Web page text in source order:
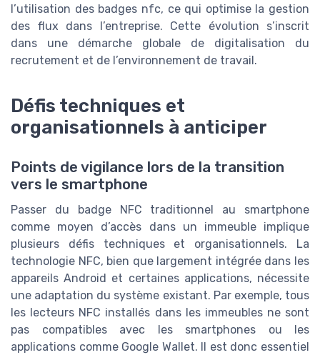
l’utilisation des badges nfc, ce qui optimise la gestion
des flux dans l’entreprise. Cette évolution s’inscrit
dans une démarche globale de digitalisation du
recrutement et de l’environnement de travail.
Défis techniques et
organisationnels à anticiper
Points de vigilance lors de la transition
vers le smartphone
Passer du badge NFC traditionnel au smartphone
comme moyen d’accès dans un immeuble implique
plusieurs défis techniques et organisationnels. La
technologie NFC, bien que largement intégrée dans les
appareils Android et certaines applications, nécessite
une adaptation du système existant. Par exemple, tous
les lecteurs NFC installés dans les immeubles ne sont
pas compatibles avec les smartphones ou les
applications comme Google Wallet. Il est donc essentiel